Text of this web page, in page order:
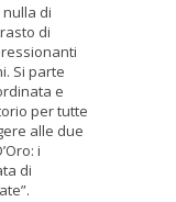
di
di
Si parte
e
per tutte
alle due
i
di